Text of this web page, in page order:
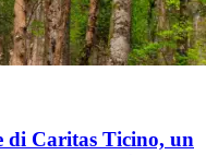
di Caritas Ticino, un